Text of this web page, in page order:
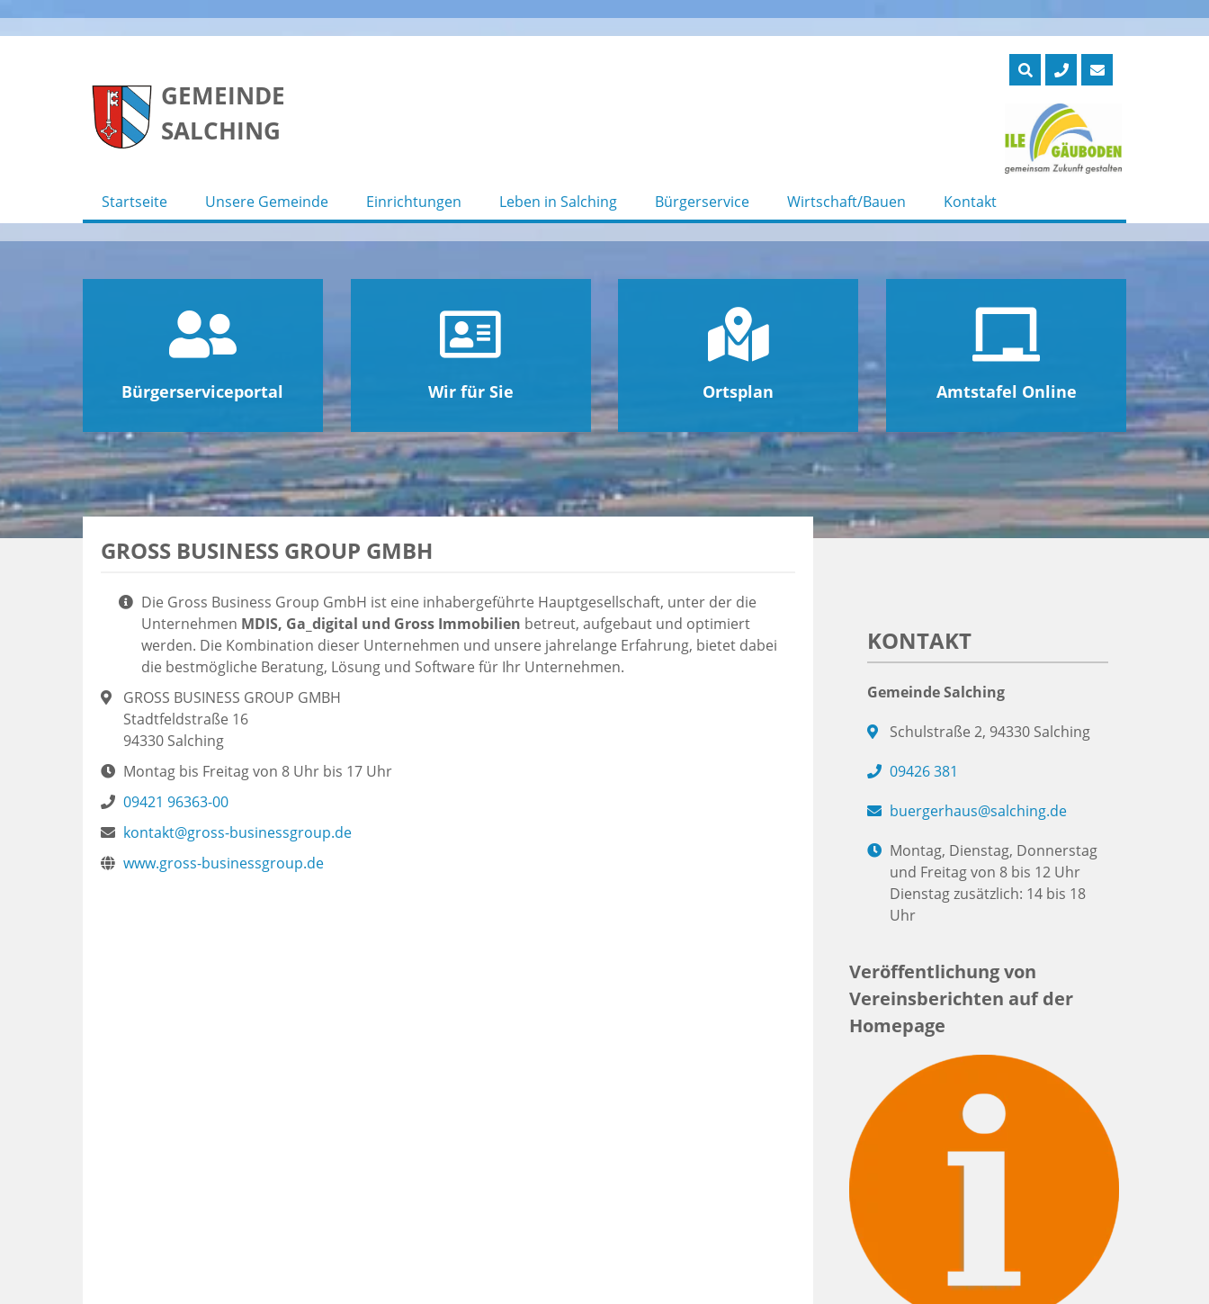
GEMEINDE
SALCHING
Startseite Unsere Gemeinde Einrichtungen Leben in Salching Bürgerservice Wirtschaft/Bauen Kontakt
Bürgerserviceportal Wir für Sie Ortsplan Amtstafel Online
GROSS BUSINESS GROUP GMBH
Die Gross Business Group GmbH ist eine inhabergeführte Hauptgesellschaft, unter der die
Unternehmen MDIS, Ga_digital und Gross Immobilien betreut, aufgebaut und optimiert
werden. Die Kombination dieser Unternehmen und unsere jahrelange Erfahrung, bietet dabei
die bestmögliche Beratung, Lösung und Software für Ihr Unternehmen.
GROSS BUSINESS GROUP GMBH
Stadtfeldstraße 16
94330 Salching
Montag bis Freitag von 8 Uhr bis 17 Uhr
09421 96363-00
kontakt@gross-businessgroup.de
www.gross-businessgroup.de
KONTAKT
Gemeinde Salching
Schulstraße 2, 94330 Salching
09426 381
buergerhaus@salching.de
Montag, Dienstag, Donnerstag
und Freitag von 8 bis 12 Uhr
Dienstag zusätzlich: 14 bis 18
Uhr
Veröffentlichung von
Vereinsberichten auf der
Homepage